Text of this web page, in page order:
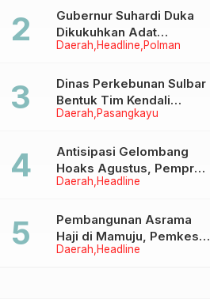
Menggapai Cita-Cita
Daerah Headline Polman
Gubernur Suhardi Duka
Dikukuhkan Adat
Balanipa, Raih Gelar Sulo
Daerah Pasangkayu
Dinas Perkebunan Sulbar
Bentuk Tim Kendali
Internal ICS untuk Dukung
di Pasangkayu
Daerah Headline
Antisipasi Gelombang
Hoaks Agustus, Pemprov
Sulbar Ajak Warga Jaga
Daerah Headline
Pembangunan Asrama
Haji di Mamuju, Pemkesra
dan Kementerian Haji